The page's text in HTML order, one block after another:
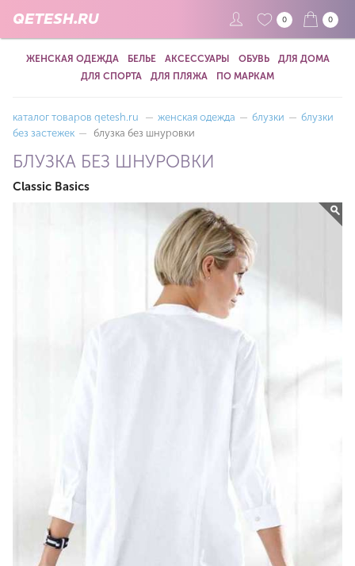
QETESH.RU 0 0
ЖЕНСКАЯ ОДЕЖДА БЕЛЬЕ АКСЕССУАРЫ ОБУВЬ
ДЛЯ ДОМА
ДЛЯ СПОРТА
ДЛЯ ПЛЯЖА ПО МАРКАМ
каталог товаров qetesh.ru — женская одежда — блузки — блузки
без застежек — блузка без шнуровки
БЛУЗКА БЕЗ ШНУРОВКИ
Classic Basics